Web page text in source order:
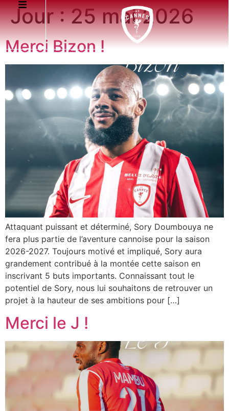
Jour :25 mai 2026
Merci Bizon !
Attaquant puissant et déterminé, Sory Doumbouya ne
fera plus partie de l’aventure cannoise pour la saison
2026-2027. Toujours motivé et impliqué, Sory aura
grandement contribué à la montée cette saison en
inscrivant 5 buts importants. Connaissant tout le
potentiel de Sory, nous lui souhaitons de retrouver un
projet à la hauteur de ses ambitions pour […]
Merci le J !